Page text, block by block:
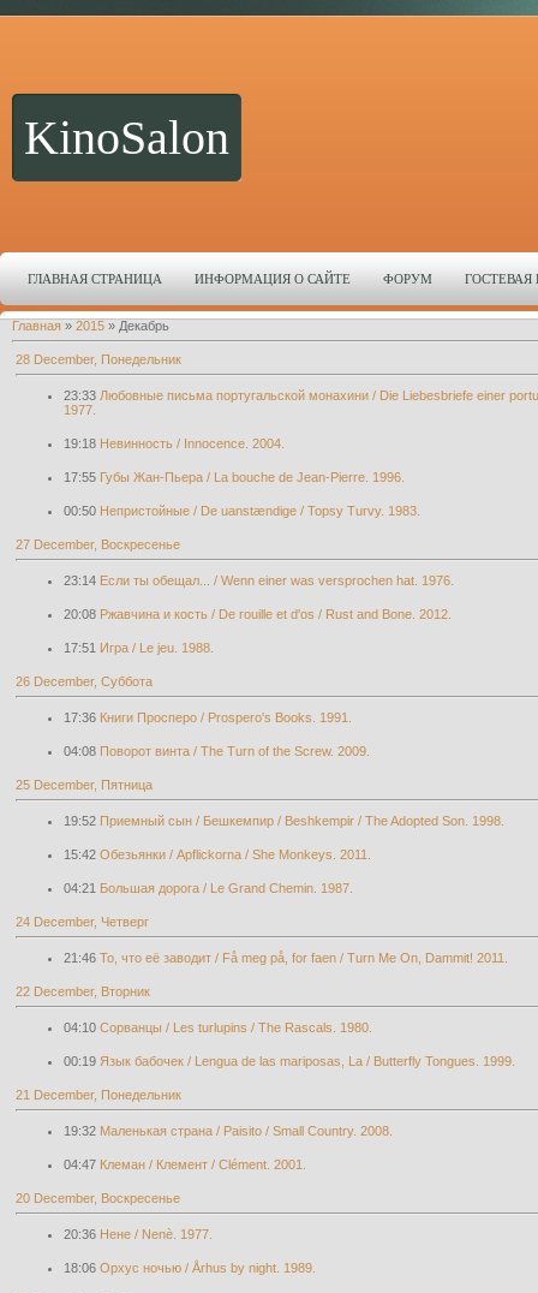
KinoSalon
ГЛАВНАЯ СТРАНИЦА ИНФОРМАЦИЯ О САЙТЕ ФОРУМ ГОСТЕВАЯ
Главная » 2015 » Декабрь
28 December, Понедельник
23:33 Любовные письма португальской монахини / Die Liebesbriefe einer
1977.
19:18 Невинность / Innocence. 2004.
17:55 Губы Жан-Пьера / La bouche de Jean-Pierre. 1996.
00:50 Непристойные / De uanstændige / Topsy Turvy. 1983.
27 December, Воскресенье
23:14 Если ты обещал... / Wenn einer was versprochen hat. 1976.
20:08 Ржавчина и кость / De rouille et d'os / Rust and Bone. 2012.
17:51 Игра / Le jeu. 1988.
26 December, Суббота
17:36 Книги Просперо / Prospero's Books. 1991.
04:08 Поворот винта / The Turn of the Screw. 2009.
25 December, Пятница
19:52 Приемный сын / Бешкемпир / Beshkempir / The Adopted Son. 1998.
15:42 Обезьянки / Apflickorna / She Monkeys. 2011.
04:21 Большая дорога / Le Grand Chemin. 1987.
24 December, Четверг
21:46 То, что её заводит / Få meg på, for faen / Turn Me On, Dammit! 2011.
22 December, Вторник
04:10 Сорванцы / Les turlupins / The Rascals. 1980.
00:19 Язык бабочек / Lengua de las mariposas, La / Butterfly Tongues. 1999.
21 December, Понедельник
19:32 Маленькая страна / Paisito / Small Country. 2008.
04:47 Клеман / Клемент / Clément. 2001.
20 December, Воскресенье
20:36 Нене / Nenè. 1977.
18:06 Орхус ночью / Århus by night. 1989.